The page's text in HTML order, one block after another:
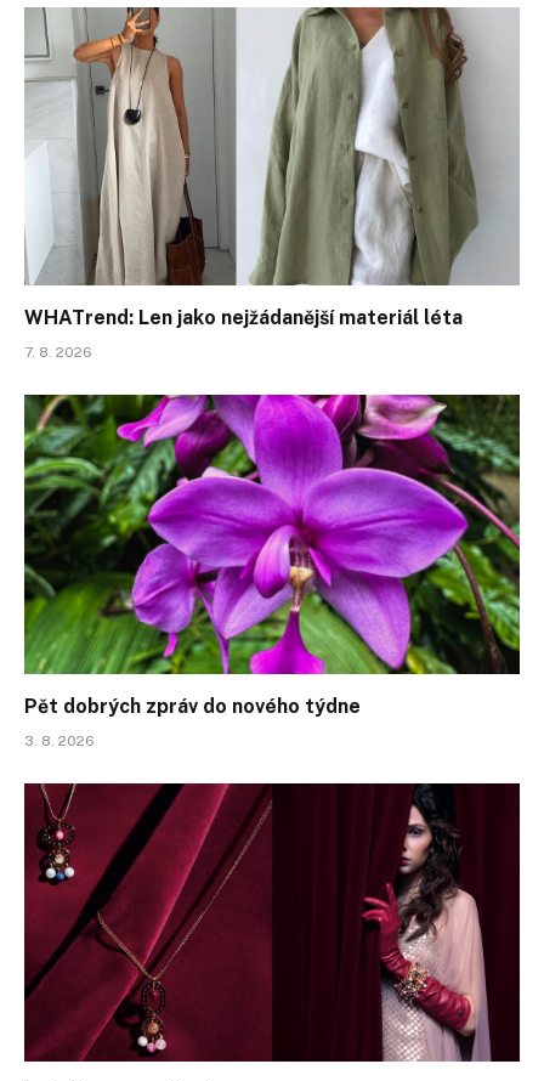
WHATrend: Len jako nejžádanější materiál léta
7. 8. 2026
Pět dobrých zpráv do nového týdne
3. 8. 2026